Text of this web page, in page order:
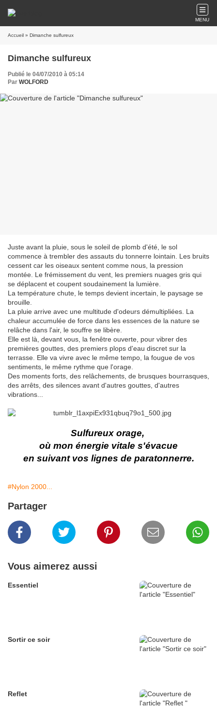
MENU
Accueil » Dimanche sulfureux
Dimanche sulfureux
Publié le 04/07/2010 à 05:14
Par WOLFORD
Juste avant la pluie, sous le soleil de plomb d'été, le sol
commence à trembler des assauts du tonnerre lointain. Les bruits
cessent car les oiseaux sentent comme nous, la pression
montée. Le frémissement du vent, les premiers nuages gris qui
se déplacent et coupent soudainement la lumière.
La température chute, le temps devient incertain, le paysage se
brouille.
La pluie arrive avec une multitude d'odeurs démultipliées. La
chaleur accumulée de force dans les essences de la nature se
relâche dans l'air, le souffre se libère.
Elle est là, devant vous, la fenêtre ouverte, pour vibrer des
premières gouttes, des premiers plops d'eau discret sur la
terrasse. Elle va vivre avec le même tempo, la fougue de vos
sentiments, le même rythme que l'orage.
Des moments forts, des relâchements, de brusques bourrasques,
des arrêts, des silences avant d'autres gouttes, d'autres
vibrations...
Sulfureux orage,
où mon énergie vitale s'évacue
en suivant vos lignes de paratonnerre.
#Nylon 2000...
Partager
Vous aimerez aussi
Essentiel
Sortir ce soir
Reflet